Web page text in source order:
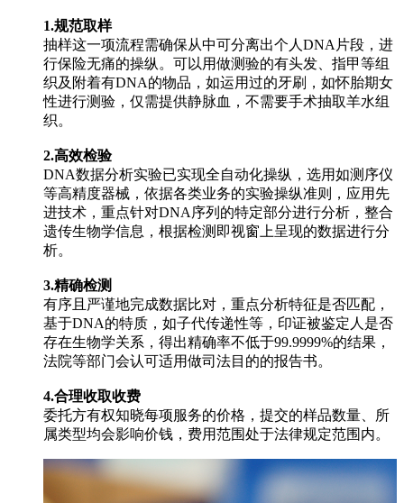
1.规范取样
抽样这一项流程需确保从中可分离出个人DNA片段，进
行保险无痛的操纵。可以用做测验的有头发、指甲等组
织及附着有DNA的物品，如运用过的牙刷，如怀胎期女
性进行测验，仅需提供静脉血，不需要手术抽取羊水组
织。
2.高效检验
DNA数据分析实验已实现全自动化操纵，选用如测序仪
等高精度器械，依据各类业务的实验操纵准则，应用先
进技术，重点针对DNA序列的特定部分进行分析，整合
遗传生物学信息，根据检测即视窗上呈现的数据进行分
析。
3.精确检测
有序且严谨地完成数据比对，重点分析特征是否匹配，
基于DNA的特质，如子代传递性等，印证被鉴定人是否
存在生物学关系，得出精确率不低于99.9999%的结果，
法院等部门会认可适用做司法目的的报告书。
4.合理收取收费
委托方有权知晓每项服务的价格，提交的样品数量、所
属类型均会影响价钱，费用范围处于法律规定范围内。